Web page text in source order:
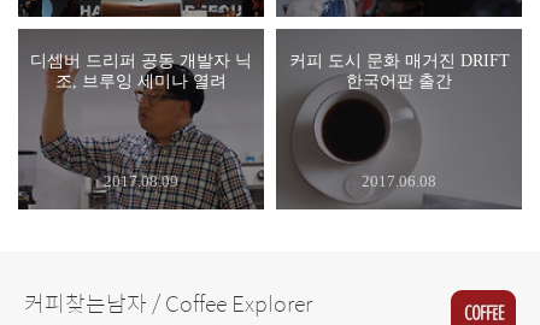
디셈버 드리퍼 공동 개발자 닉
조, 브루잉 세미나 열려
2017.08.09
커피 도시 문화 매거진 DRIFT
한국어판 출간
2017.06.08
커피찾는남자 / Coffee Explorer